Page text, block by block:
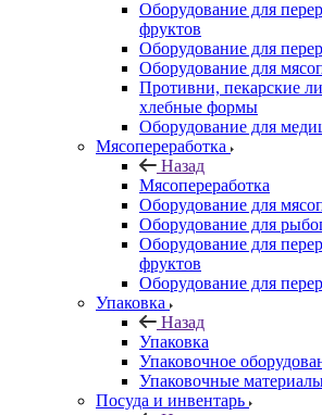
Оборудование для
фруктов
Оборудование для
Оборудование для
Противни, пекарские
хлебные формы
Оборудование для
Мясопереработка
Назад
Мясопереработка
Оборудование для
Оборудование для
Оборудование для
фруктов
Оборудование для
Упаковка
Назад
Упаковка
Упаковочное
Упаковочные
Посуда и инвентарь